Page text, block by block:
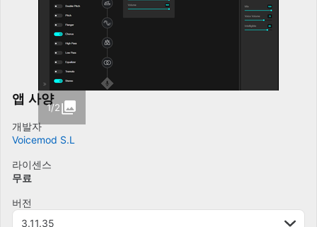
1/2
앱 사양
개발자
Voicemod S.L
라이센스
무료
버전
3.11.35